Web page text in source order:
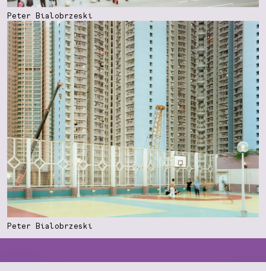
Peter Bialobrzeski
Peter Bialobrzeski